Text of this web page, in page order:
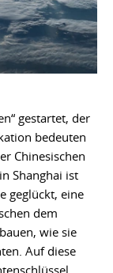
gestartet, der
bedeuten
Chinesischen
Shanghai ist
geglückt, eine
dem
wie sie
Auf diese